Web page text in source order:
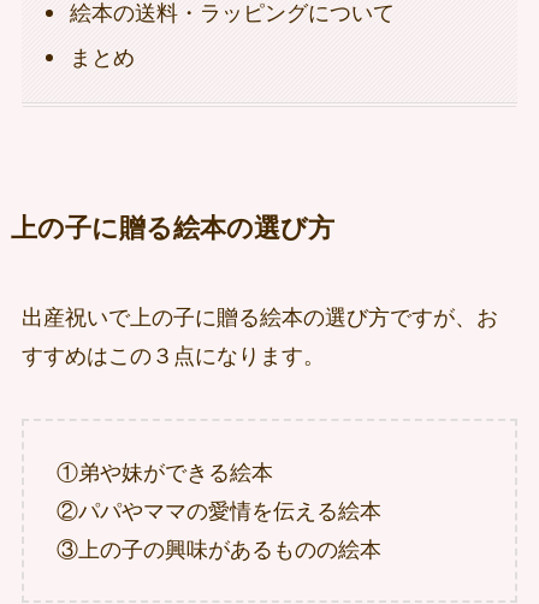
絵本の送料・ラッピングについて
まとめ
上の子に贈る絵本の選び方
出産祝いで上の子に贈る絵本の選び方ですが、お
すすめはこの３点になります。
①弟や妹ができる絵本
②パパやママの愛情を伝える絵本
③上の子の興味があるものの絵本